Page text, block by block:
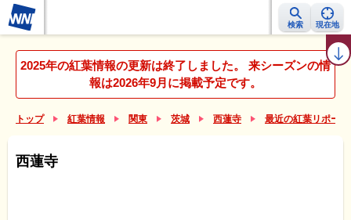
検索 現在地
紅葉レーダー 紅葉ニュース 京都 見頃カレンダー 名所ランキング
2025年の紅葉情報の更新は終了しました。 来シーズンの情
報は2026年9月に掲載予定です。
トップ 紅葉情報 関東 茨城 西蓮寺 最近の紅葉リポー
西蓮寺